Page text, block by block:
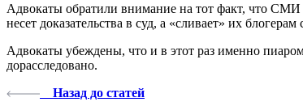
Адвокаты обратили внимание на тот факт, что
несет доказательства в суд, а «сливает» их
Адвокаты убеждены, что и в этот раз именно
дорасследовано.
Назад до статей